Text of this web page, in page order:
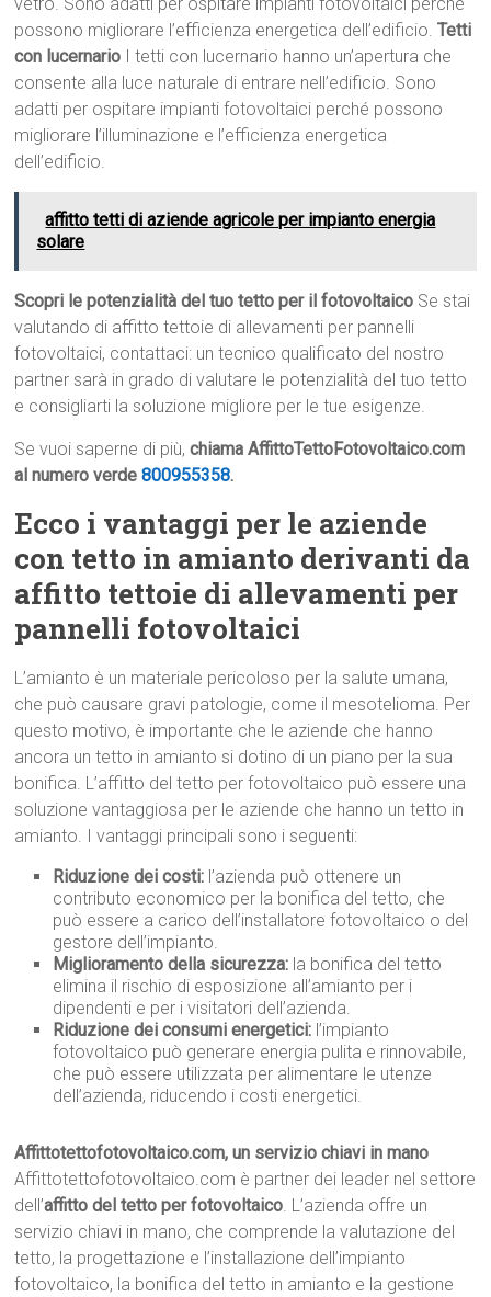
possono migliorare l’efficienza energetica dell’edificio.Tetti
con lucernario I tetti con lucernario hanno un’apertura che
consente alla luce naturale di entrare nell’edificio. Sono
adatti per ospitare impianti fotovoltaici perché possono
migliorare l’illuminazione e l’efficienza energetica
dell’edificio.
affitto tetti di aziende agricole per impianto energia
solare
Scopri le potenzialità del tuo tetto per il fotovoltaico Se stai
valutando di affitto tettoie di allevamenti per pannelli
fotovoltaici, contattaci: un tecnico qualificato del nostro
partner sarà in grado di valutare le potenzialità del tuo tetto
e consigliarti la soluzione migliore per le tue esigenze.
Se vuoi saperne di più,chiama AffittoTettoFotovoltaico.com
al numero verde800955358.
Ecco i vantaggi per le aziende
con tetto in amianto derivanti da
affitto tettoie di allevamenti per
pannelli fotovoltaici
L’amianto è un materiale pericoloso per la salute umana,
che può causare gravi patologie, come il mesotelioma. Per
questo motivo, è importante che le aziende che hanno
ancora un tetto in amianto si dotino di un piano per la sua
bonifica. L’affitto del tetto per fotovoltaico può essere una
soluzione vantaggiosa per le aziende che hanno un tetto in
amianto. I vantaggi principali sono i seguenti:
Riduzione dei costi: l’azienda può ottenere un
contributo economico per la bonifica del tetto, che
può essere a carico dell’installatore fotovoltaico o del
gestore dell’impianto.
Miglioramento della sicurezza: la bonifica del tetto
elimina il rischio di esposizione all’amianto per i
dipendenti e per i visitatori dell’azienda.
Riduzione dei consumi energetici: l’impianto
fotovoltaico può generare energia pulita e rinnovabile,
che può essere utilizzata per alimentare le utenze
dell’azienda, riducendo i costi energetici.
Affittotettofotovoltaico.com, un servizio chiavi in mano
Affittotettofotovoltaico.com è partner dei leader nel settore
dell’affitto del tetto per fotovoltaico. L’azienda offre un
servizio chiavi in mano, che comprende la valutazione del
tetto, la progettazione e l’installazione dell’impianto
fotovoltaico, la bonifica del tetto in amianto e la gestione